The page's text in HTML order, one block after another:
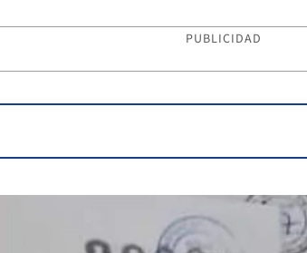
PUBLICIDAD